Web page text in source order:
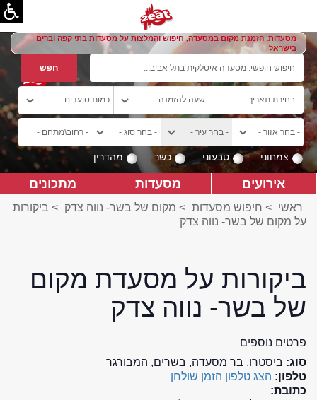
מסעדות, הזמנת מקום במסעדה, חיפוש והמלצות על מסעדות בתי קפה וברים
בישראל
צמחוני טבעוני כשר מהדרין
אירועים מסעדות מתכונים
ראשי > חיפוש מסעדות > מקום של בשר- נווה צדק > ביקורות
על מקום של בשר- נווה צדק
ביקורות על מסעדת מקום
של בשר- נווה צדק
פרטים נוספים
סוג: ביסטרו, בר מסעדה, בשרים, המבורגר
טלפון: הצג טלפון הזמן שולחן
כתובת: